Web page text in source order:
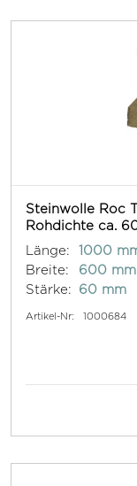
Steinwolle Roc
Rohdichte ca.
Länge:
1000
Breite:
600 mm
Stärke:
60 mm
Artikel-Nr: 1000684